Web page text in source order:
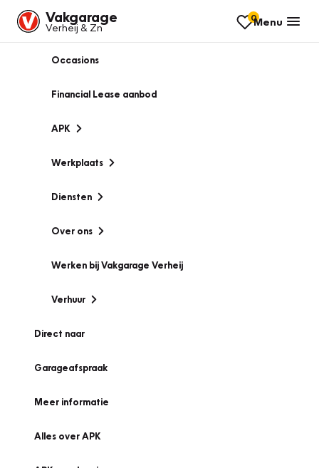
Vakgarage
Verheij & Zn
0Menu
Occasions
Financial Lease aanbod
APK
Werkplaats
Diensten
Over ons
Werken bij Vakgarage Verheij
Verhuur
Direct naar
Garageafspraak
Meer informatie
Alles over APK